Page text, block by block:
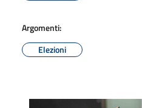
Argomenti:
Elezioni